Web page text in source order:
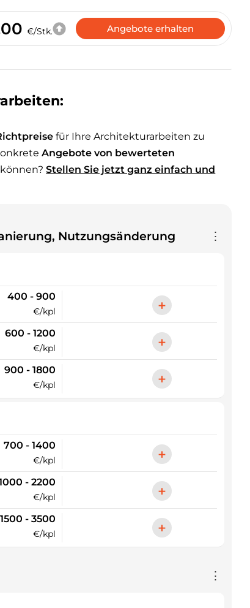
€/Stk. Angebote erhalten
für Ihre Architekturarbeiten zu
Angebote von bewerteten
können?Stellen Sie jetzt ganz einfach und
Nutzungsänderung ⋮
400 - 900
€/kpl +
600 - 1200
€/kpl +
900 - 1800
€/kpl +
700 - 1400
€/kpl +
- 2200
€/kpl +
1500 - 3500
€/kpl +
⋮